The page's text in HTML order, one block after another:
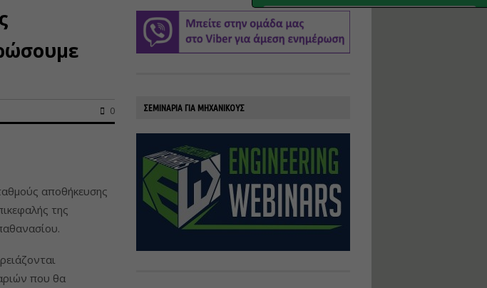
0
αποθήκευσης
της
που θα
ΣΕΜΙΝΑΡΙΑ ΓΙΑ ΜΗΧΑΝΙΚΟΥΣ
υλοποίηση
φωτοβολταϊκών
Τιμή από: €230.00
Διάρκεια: 16 ώρες
Αρχιτεκτονικός
Σχεδιασμός με το
Rhinoceros